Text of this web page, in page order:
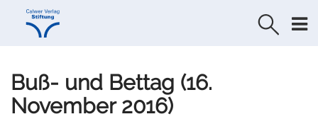
Direkt
Direkt
Buß- und Bettag (16.
November 2016)